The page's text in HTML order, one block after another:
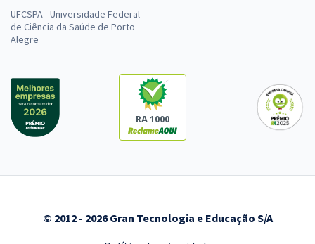
UFCSPA - Universidade Federal
de Ciência da Saúde de Porto
Alegre
RA 1000
© 2012 - 2026 Gran Tecnologia e Educação S/A